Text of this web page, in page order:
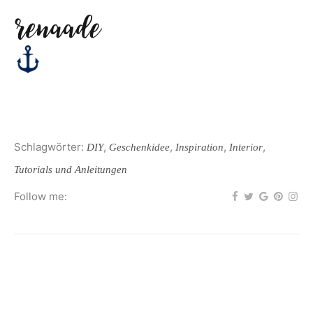
Schlagwörter: DIY, Geschenkidee, Inspiration, Interior,
Tutorials und Anleitungen
Follow me: